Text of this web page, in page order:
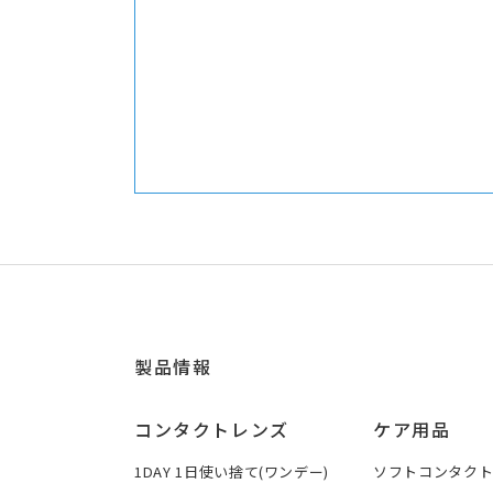
製品情報
コンタクトレンズ
1DAY 1日使い捨て(ワンデー)
ケア用品
ソフトコンタク